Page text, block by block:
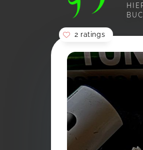
Soon you will learn
2 ratings